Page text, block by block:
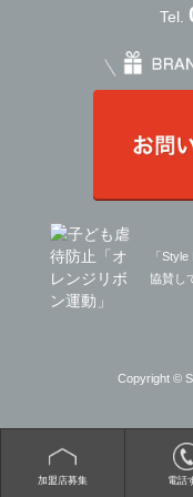
加盟店募集 電話
Tel.
「
協賛し
Copyright ©